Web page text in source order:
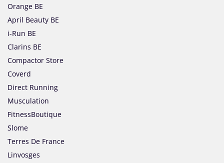
Orange BE
April Beauty BE
i-Run BE
Clarins BE
Compactor Store
Coverd
Direct Running
Musculation
FitnessBoutique
Slome
Terres De France
Linvosges